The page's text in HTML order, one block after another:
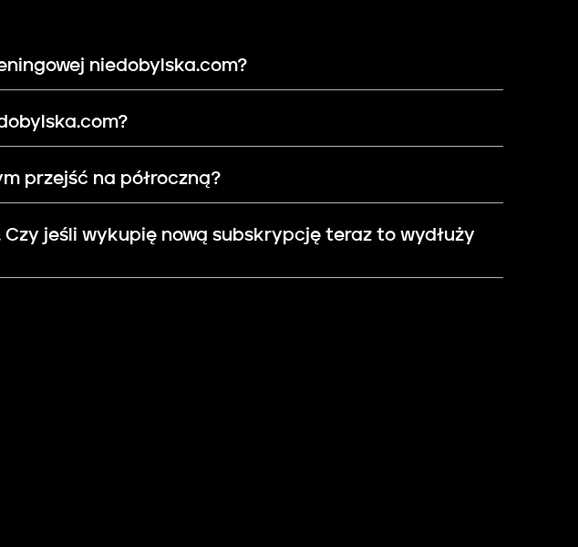
niedobylska.com?
przejść na półroczną?
jeśli wykupię nową subskrypcję teraz to wydłuży